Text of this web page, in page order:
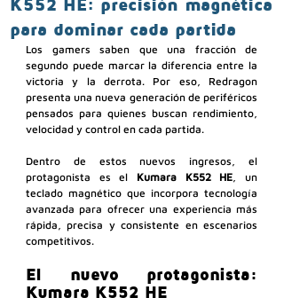
para dominar cada partida
Los gamers saben que una fracción de
segundo puede marcar la diferencia entre la
victoria y la derrota. Por eso, Redragon
presenta una nueva generación de periféricos
pensados para quienes buscan rendimiento,
velocidad y control en cada partida.
Dentro de estos nuevos ingresos, el
protagonista es el Kumara K552 HE, un
teclado magnético que incorpora tecnología
avanzada para ofrecer una experiencia más
rápida, precisa y consistente en escenarios
competitivos.
El nuevo protagonista:
Kumara K552 HE